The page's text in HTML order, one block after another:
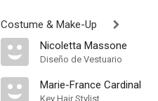
Costume & Make-Up
Nicoletta Massone
Diseño de Vestuario
Marie-France Cardinal
Key Hair Stylist